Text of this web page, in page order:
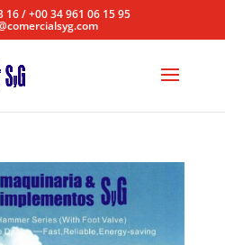
16 / +00 34 961 06 15 95